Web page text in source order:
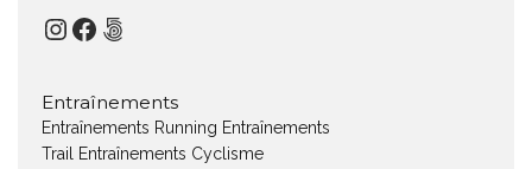
Instagram
Facebook
500px
Entraînements
Entraînements Running Entraînements
Trail
Entraînements Cyclisme